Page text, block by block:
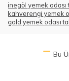
inegöl yemek odası
kahverengi yemek
gold yemek odası
Bu